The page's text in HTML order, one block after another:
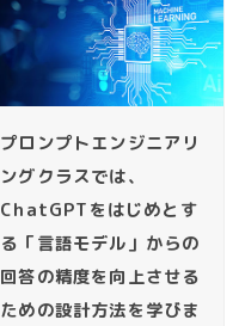
プロンプトエンジニアリ
ングクラスでは、
ChatGPTをはじめとす
る「言語モデル」からの
回答の精度を向上させる
ための設計方法を学びま